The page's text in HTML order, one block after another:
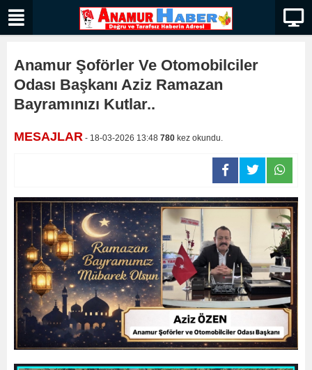
Anamur Şoförler Ve Otomobilciler
Odası Başkanı Aziz Ramazan
Bayramınızı Kutlar..
MESAJLAR - 18-03-2026 13:48 780 kez okundu.